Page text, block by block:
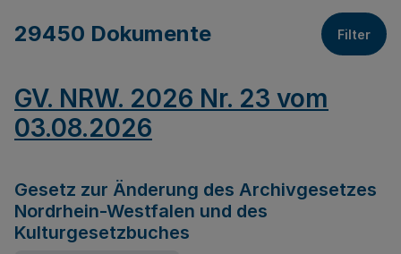
29450 Dokumente Filter
GV. NRW. 2026 Nr. 23 vom
03.08.2026
Gesetz zur Änderung des Archivgesetzes
Nordrhein-Westfalen und des
Kulturgesetzbuches